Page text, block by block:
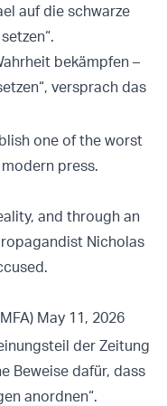
auf die schwarze
bekämpfen –
versprach das
one of the worst
press.
and through an
Nicholas
May 11, 2026
der Zeitung
Beweise dafür, dass
anordnen“.